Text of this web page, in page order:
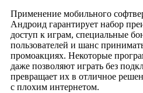
Применение мобильного
Андроид гарантирует набор
доступ к играм, специальные
пользователей и шанс
промоакциях. Некоторые
даже позволяют играть без
превращает их в отличное
с плохим интернетом.